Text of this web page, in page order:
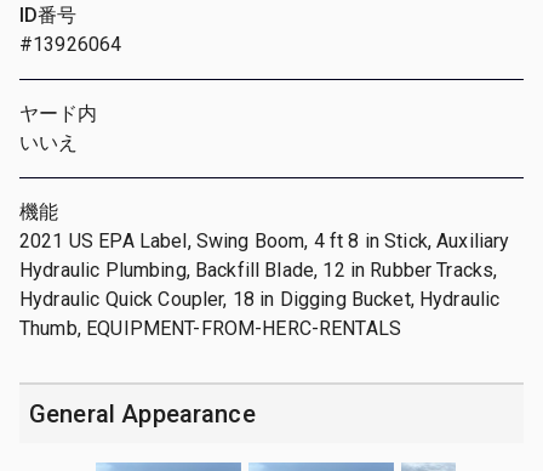
ID番号
#13926064
ヤード内
いいえ
機能
2021 US EPA Label, Swing Boom, 4 ft 8 in Stick, Auxiliary
Hydraulic Plumbing, Backfill Blade, 12 in Rubber Tracks,
Hydraulic Quick Coupler, 18 in Digging Bucket, Hydraulic
Thumb, EQUIPMENT-FROM-HERC-RENTALS
General Appearance